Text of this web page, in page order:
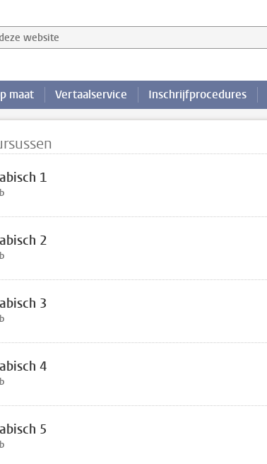
website
maat Vertaalservice Inschrijfprocedures
1
2
3
4
5